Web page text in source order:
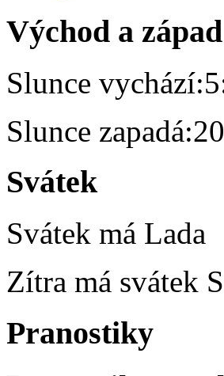
Východ a
Slunce vychází:
Slunce zapadá:
Svátek
Svátek má Lada
Zítra má svátek
Pranostiky